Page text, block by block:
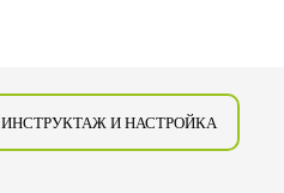
ИНСТРУКТАЖ И НАСТРОЙКА